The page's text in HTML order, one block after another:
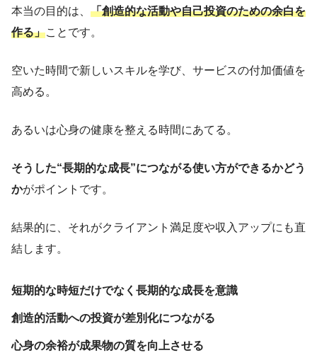
本当の目的は、 「創造的な活動や自己投資のための余白を
作る」ことです。
空いた時間で新しいスキルを学び、サービスの付加価値を
高める。
あるいは心身の健康を整える時間にあてる。
そうした“長期的な成長”につながる使い方ができるかどう
かがポイントです。
結果的に、それがクライアント満足度や収入アップにも直
結します。
短期的な時短だけでなく長期的な成長を意識
創造的活動への投資が差別化につながる
心身の余裕が成果物の質を向上させる